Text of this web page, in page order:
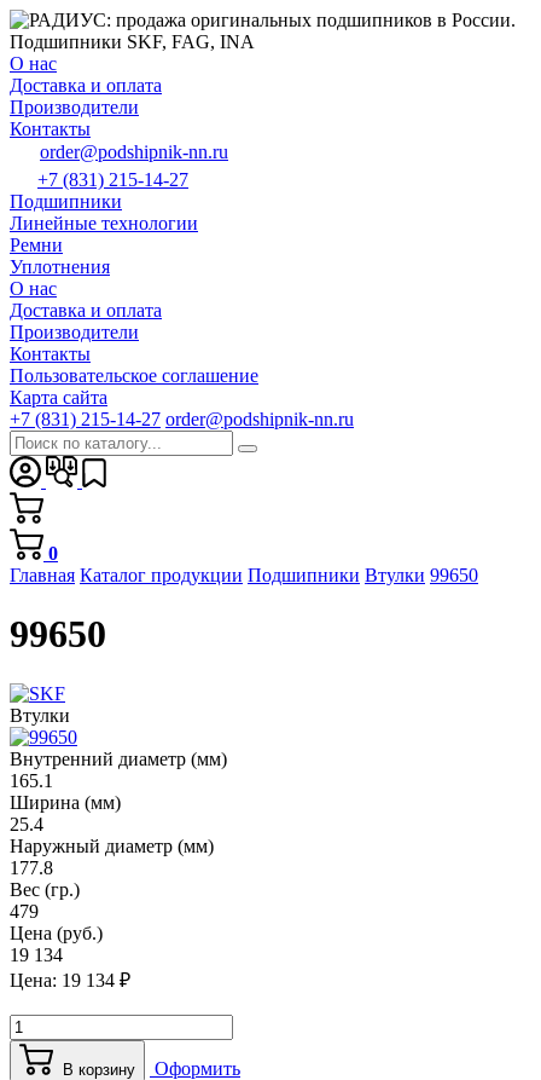
О нас
Доставка и оплата
Производители
Контакты
order@podshipnik-nn.ru
+7 (831) 215-14-27
Подшипники
Линейные технологии
Ремни
Уплотнения
О нас
Доставка и оплата
Производители
Контакты
Пользовательское соглашение
Карта сайта
+7 (831) 215-14-27 order@podshipnik-nn.ru
0
Главная Каталог продукции Подшипники Втулки 99650
99650
Втулки
Внутренний диаметр (мм)
165.1
Ширина (мм)
25.4
Наружный диаметр (мм)
177.8
Вес (гр.)
479
Цена (руб.)
19 134
Цена: 19 134 ₽
В корзину
Оформить